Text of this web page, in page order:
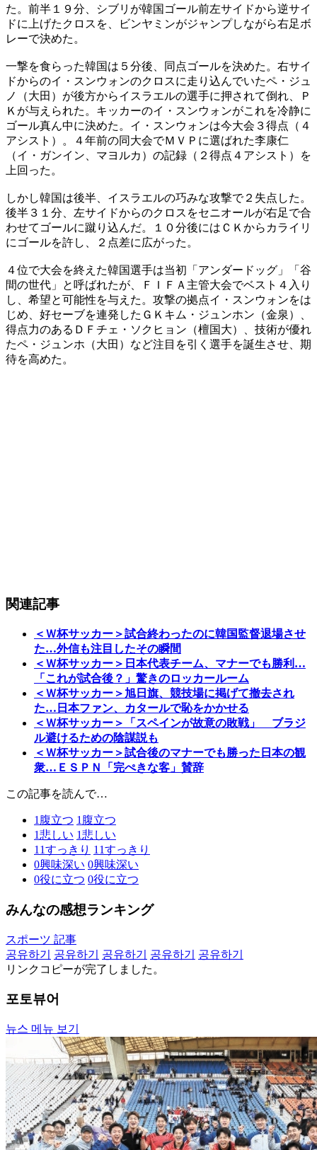
た。前半１９分、シブリが韓国ゴール前左サイドから逆サイ
ドに上げたクロスを、ビンヤミンがジャンプしながら右足ボ
レーで決めた。
一撃を食らった韓国は５分後、同点ゴールを決めた。右サイ
ドからのイ・スンウォンのクロスに走り込んでいたペ・ジュ
ノ（大田）が後方からイスラエルの選手に押されて倒れ、Ｐ
Ｋが与えられた。キッカーのイ・スンウォンがこれを冷静に
ゴール真ん中に決めた。イ・スンウォンは今大会３得点（４
アシスト）。４年前の同大会でＭＶＰに選ばれた李康仁
（イ・ガンイン、マヨルカ）の記録（２得点４アシスト）を
上回った。
しかし韓国は後半、イスラエルの巧みな攻撃で２失点した。
後半３１分、左サイドからのクロスをセニオールが右足で合
わせてゴールに蹴り込んだ。１０分後にはＣＫからカライリ
にゴールを許し、２点差に広がった。
４位で大会を終えた韓国選手は当初「アンダードッグ」「谷
間の世代」と呼ばれたが、ＦＩＦＡ主管大会でベスト４入り
し、希望と可能性を与えた。攻撃の拠点イ・スンウォンをは
じめ、好セーブを連発したＧＫキム・ジュンホン（金泉）、
得点力のあるＤＦチェ・ソクヒョン（檀国大）、技術が優れ
たペ・ジュンホ（大田）など注目を引く選手を誕生させ、期
待を高めた。
関連記事
＜Ｗ杯サッカー＞試合終わったのに韓国監督退場させ
た…外信も注目したその瞬間
＜Ｗ杯サッカー＞日本代表チーム、マナーでも勝利…
「これが試合後？」驚きのロッカールーム
＜Ｗ杯サッカー＞旭日旗、競技場に掲げて撤去され
た…日本ファン、カタールで恥をかかせる
＜Ｗ杯サッカー＞「スペインが故意の敗戦」 ブラジ
ル避けるための陰謀説も
＜Ｗ杯サッカー＞試合後のマナーでも勝った日本の観
衆…ＥＳＰＮ「完ぺきな客」賛辞
この記事を読んで…
1 腹立つ 1 腹立つ
1悲しい 1悲しい
11すっきり 11すっきり
0興味深い 0興味深い
0役に立つ 0役に立つ
みんなの感想ランキング
スポーツ 記事
공유하기
공유하기 공유하기 공유하기
공유하기
リンクコピーが完了しました。
포토뷰어
뉴스 메뉴 보기